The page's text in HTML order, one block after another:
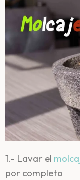
1.- Lavar el
por completo